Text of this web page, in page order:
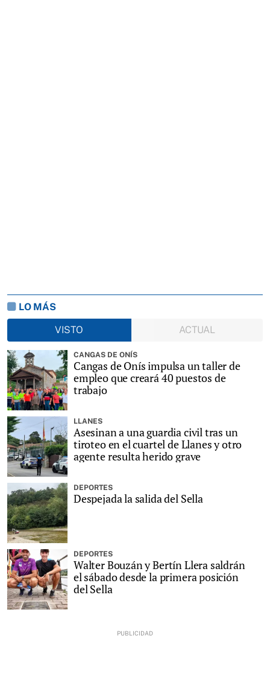
LO MÁS
VISTO
ACTUAL
CANGAS DE ONÍS
Cangas de Onís impulsa un taller de
empleo que creará 40 puestos de
trabajo
LLANES
Asesinan a una guardia civil tras un
tiroteo en el cuartel de Llanes y otro
agente resulta herido grave
DEPORTES
Despejada la salida del Sella
DEPORTES
Walter Bouzán y Bertín Llera saldrán
el sábado desde la primera posición
del Sella